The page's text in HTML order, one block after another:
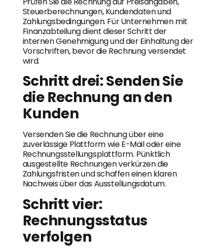
Steuerberechnungen, Kundendaten und
Zahlungsbedingungen. Für Unternehmen mit
Finanzabteilung dient dieser Schritt der
internen Genehmigung und der Einhaltung der
Vorschriften, bevor die Rechnung versendet
wird.
Schritt drei: Senden Sie
die Rechnung an den
Kunden
Versenden Sie die Rechnung über eine
zuverlässige Plattform wie E-Mail oder eine
Rechnungsstellungsplattform. Pünktlich
ausgestellte Rechnungen verkürzen die
Zahlungsfristen und schaffen einen klaren
Nachweis über das Ausstellungsdatum.
Schritt vier:
Rechnungsstatus
verfolgen